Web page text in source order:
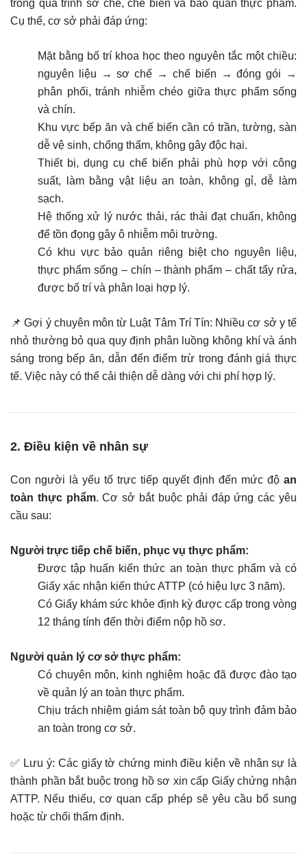
trong quá trình sơ chế, chế biến và bảo quản thực phẩm.
Cụ thể, cơ sở phải đáp ứng:
Mặt bằng bố trí khoa học theo nguyên tắc một chiều:
nguyên liệu → sơ chế → chế biến → đóng gói →
phân phối, tránh nhiễm chéo giữa thực phẩm sống
và chín.
Khu vực bếp ăn và chế biến cần có trần, tường, sàn
dễ vệ sinh, chống thấm, không gây độc hại.
Thiết bị, dụng cụ chế biến phải phù hợp với công
suất, làm bằng vật liệu an toàn, không gỉ, dễ làm
sạch.
Hệ thống xử lý nước thải, rác thải đạt chuẩn, không
để tồn đọng gây ô nhiễm môi trường.
Có khu vực bảo quản riêng biệt cho nguyên liệu,
thực phẩm sống – chín – thành phẩm – chất tẩy rửa,
được bố trí và phân loại hợp lý.
📌 Gợi ý chuyên môn từ Luật Tâm Trí Tín: Nhiều cơ sở y tế
nhỏ thường bỏ qua quy định phân luồng không khí và ánh
sáng trong bếp ăn, dẫn đến điểm trừ trong đánh giá thực
tế. Việc này có thể cải thiện dễ dàng với chi phí hợp lý.
2. Điều kiện về nhân sự
Con người là yếu tố trực tiếp quyết định đến mức độ an
toàn thực phẩm. Cơ sở bắt buộc phải đáp ứng các yêu
cầu sau:
Người trực tiếp chế biến, phục vụ thực phẩm:
Được tập huấn kiến thức an toàn thực phẩm và có
Giấy xác nhận kiến thức ATTP (có hiệu lực 3 năm).
Có Giấy khám sức khỏe định kỳ được cấp trong vòng
12 tháng tính đến thời điểm nộp hồ sơ.
Người quản lý cơ sở thực phẩm:
Có chuyên môn, kinh nghiệm hoặc đã được đào tạo
về quản lý an toàn thực phẩm.
Chịu trách nhiệm giám sát toàn bộ quy trình đảm bảo
an toàn trong cơ sở.
✅ Lưu ý: Các giấy tờ chứng minh điều kiện về nhân sự là
thành phần bắt buộc trong hồ sơ xin cấp Giấy chứng nhận
ATTP. Nếu thiếu, cơ quan cấp phép sẽ yêu cầu bổ sung
hoặc từ chối thẩm định.